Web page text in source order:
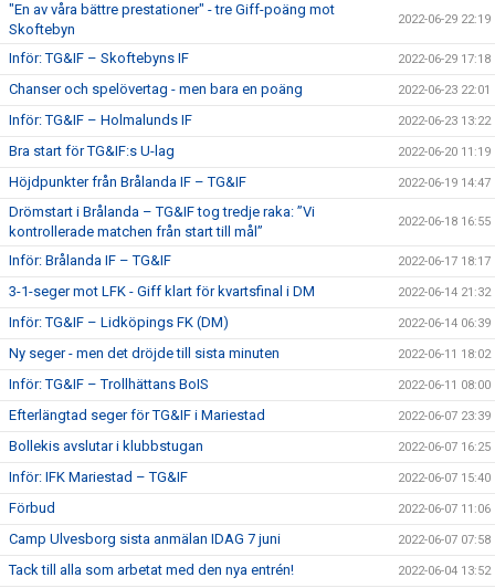
"En av våra bättre prestationer" - tre Giff-poäng mot
Skoftebyn
2022-06-29 22:19
Inför: TG&IF – Skoftebyns IF 2022-06-29 17:18
Chanser och spelövertag - men bara en poäng 2022-06-23 22:01
Inför: TG&IF – Holmalunds IF 2022-06-23 13:22
Bra start för TG&IF:s U-lag 2022-06-20 11:19
Höjdpunkter från Brålanda IF – TG&IF 2022-06-19 14:47
Drömstart i Brålanda – TG&IF tog tredje raka: ”Vi
kontrollerade matchen från start till mål”
2022-06-18 16:55
Inför: Brålanda IF – TG&IF 2022-06-17 18:17
3-1-seger mot LFK - Giff klart för kvartsfinal i DM 2022-06-14 21:32
Inför: TG&IF – Lidköpings FK (DM) 2022-06-14 06:39
Ny seger - men det dröjde till sista minuten 2022-06-11 18:02
Inför: TG&IF – Trollhättans BoIS 2022-06-11 08:00
Efterlängtad seger för TG&IF i Mariestad 2022-06-07 23:39
Bollekis avslutar i klubbstugan 2022-06-07 16:25
Inför: IFK Mariestad – TG&IF 2022-06-07 15:40
Förbud 2022-06-07 11:06
Camp Ulvesborg sista anmälan IDAG 7 juni 2022-06-07 07:58
Tack till alla som arbetat med den nya entrén! 2022-06-04 13:52